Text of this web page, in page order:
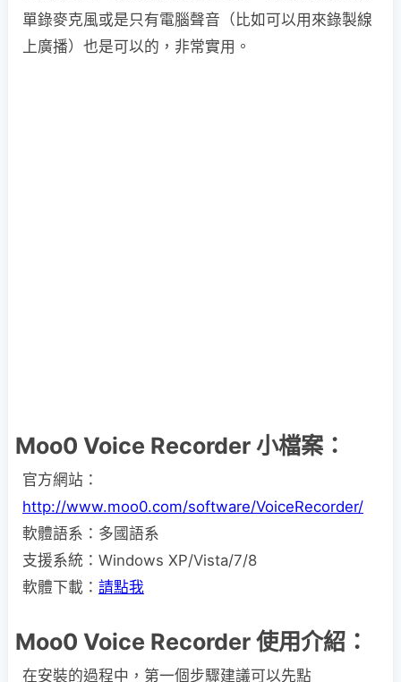
單錄麥克風或是只有電腦聲音（比如可以用來錄製線
上廣播）也是可以的，非常實用。
Moo0 Voice Recorder 小檔案：
官方網站：
http://www.moo0.com/software/VoiceRecorder/
軟體語系：多國語系
支援系統：Windows XP/Vista/7/8
軟體下載： 請點我
Moo0 Voice Recorder 使用介紹：
在安裝的過程中，第一個步驟建議可以先點